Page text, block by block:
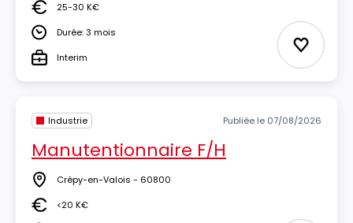
Salaire25-30 K€
DuréeDurée: 3 mois
TypeInterim Ajouter
Industrie Publiée le 07/08/2026
Manutentionnaire F/H
Lieu Crépy-en-Valois - 60800
Salaire<20 K€